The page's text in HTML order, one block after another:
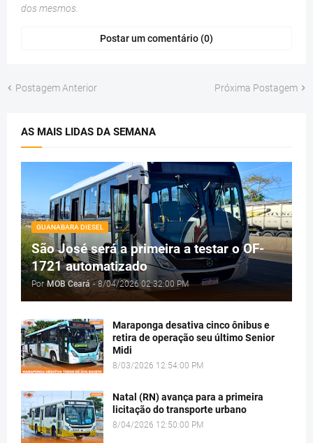
dos mesmos.
Postar um comentário (0)
Postagem Anterior Próxima Postagem
AS MAIS LIDAS DA SEMANA
GUANABARA DIESEL
São José será a primeira a testar o OF-
1721 automatizado
Por MOB Ceará - 8/04/2026 02:32:00 PM
Maraponga desativa cinco ônibus e
retira de operação seu último Senior
Midi
8/03/2026 12:54:00 PM
Natal (RN) avança para a primeira
licitação do transporte urbano
8/04/2026 12:50:00 PM